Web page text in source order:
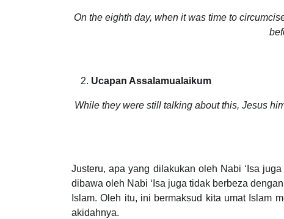
On the eighth day, when it was time to
Ucapan Assalamualaikum
While they were still talking about this, Jesus
Justeru, apa yang dilakukan oleh Nabi ‘Isa
dibawa oleh Nabi ‘Isa juga tidak berbeza
Islam. Oleh itu, ini bermaksud kita umat Islam
akidahnya.